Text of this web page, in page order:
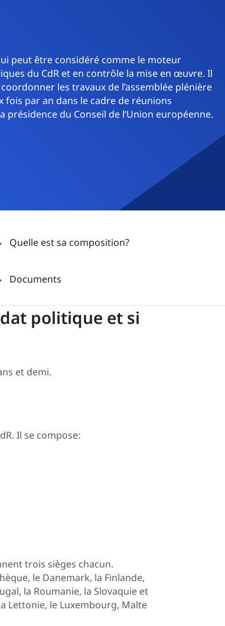
peut être considéré comme le moteur
du CdR et en contrôle la mise en œuvre. Il
les travaux de l’assemblée plénière
fois par an dans le cadre de réunions
du Conseil de l’Union européenne.
Quelle est sa composition?
Documents
politique et si
et demi.
Il se compose:
trois sièges chacun.
le Danemark, la Finlande,
la Roumanie, la Slovaquie et
Lettonie, le Luxembourg, Malte